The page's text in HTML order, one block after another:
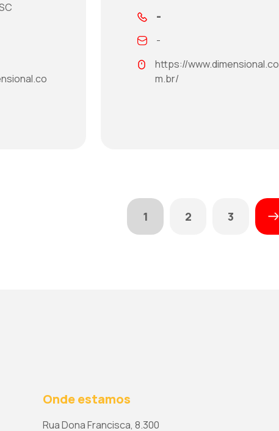
-
-
https://www.dimensional.co
m.br/
1 2 3
Onde estamos
Rua Dona Francisca, 8.300